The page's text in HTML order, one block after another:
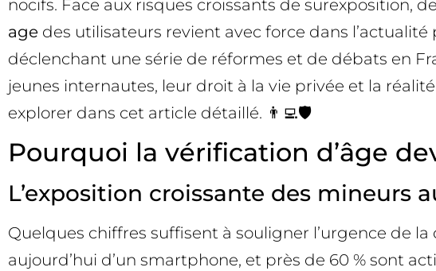
nocifs. Face aux risques croissants de surexposition,
age des utilisateurs revient avec force dans
déclenchant une série de réformes et de débats en
jeunes internautes, leur droit à la vie privée et la
explorer dans cet article détaillé. 👨‍💻🛡️
Pourquoi la vérification d’âge
L’exposition croissante des mineurs
Quelques chiffres suffisent à souligner l’urgence de
aujourd’hui d’un smartphone, et près de 60 % sont